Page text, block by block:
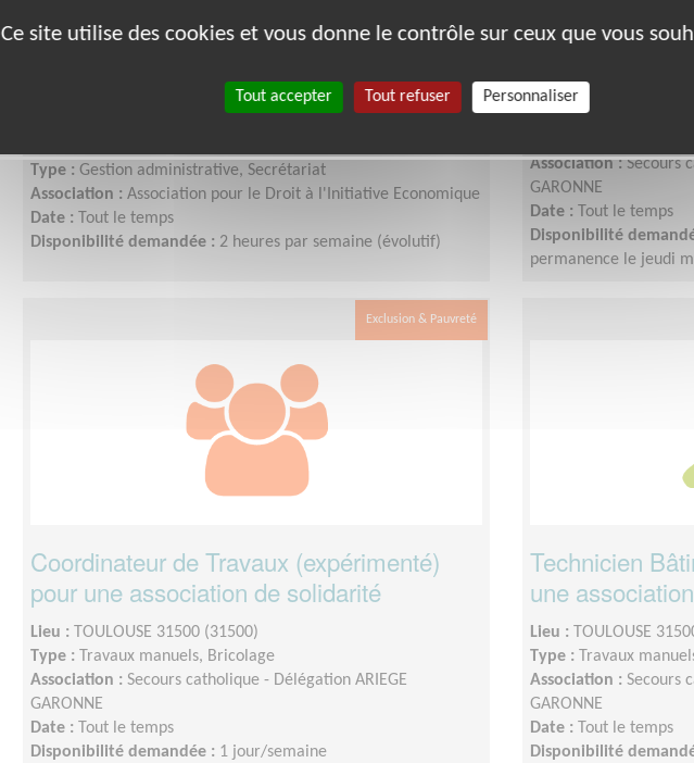
Gestionnaire administratif à distance pour
une association de soutien aux micro-
Type : Gestion administrative, Secrétariat
Association : Association pour le Droit à l'Initiative Economique
Date :
Tout le temps
Disponibilité demandée : 2 heures par semaine (évolutif)
Etudes et
des personnes
Lieu :TOULOUSE
Association :Secours
GARONNE
Date :
Tout le temps
Disponibilité
permanence le jeudi
Exclusion & Pauvreté
Coordinateur de Travaux (expérimenté)
pour une association de solidarité
Lieu :
TOULOUSE 31500 (31500)
Type :
Travaux manuels, Bricolage
Association : Secours catholique - Délégation ARIEGE
GARONNE
Date :
Tout le temps
Disponibilité demandée : 1 jour/semaine
Technicien
une
Lieu :
TOULOUSE
Type :
Travaux
Association : Secours
GARONNE
Date :
Tout le temps
Disponibilité
Ce site utilise des cookies et vous donne le contrôle sur ceux que vous
Tout accepter Tout refuser Personnaliser